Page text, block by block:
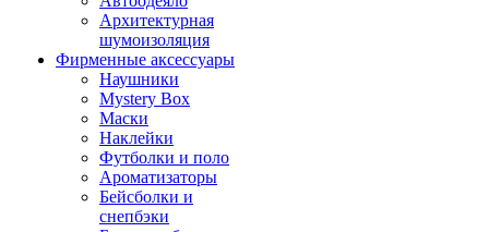
Архитектурная
шумоизоляция
Фирменные аксессуары
Наушники
Mystery Box
Маски
Наклейки
Футболки и поло
Ароматизаторы
Бейсболки и
снепбэки